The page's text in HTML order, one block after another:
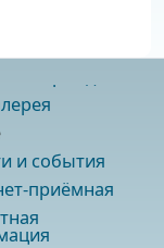
и события
приёмная